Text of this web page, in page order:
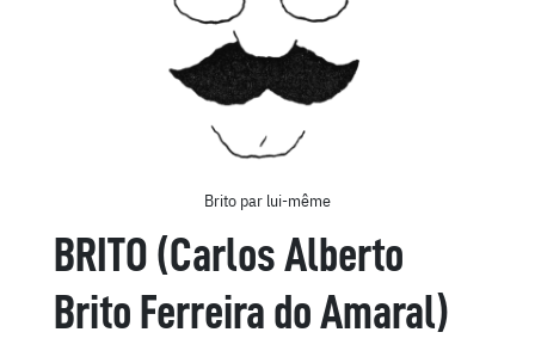
Brito par lui-même
BRITO (Carlos Alberto
Brito Ferreira do Amaral)